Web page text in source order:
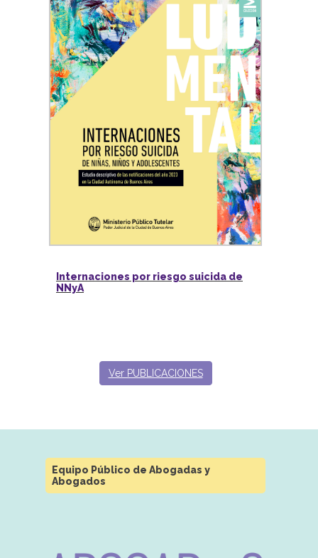
Internaciones por riesgo suicida de
NNyA
Ver PUBLICACIONES
Equipo Público de Abogadas y
Abogados